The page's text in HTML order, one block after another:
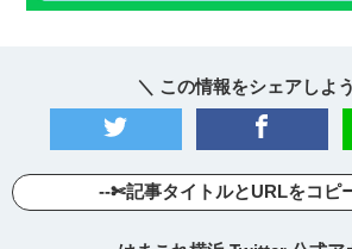
＼ この情報をシェアしよ
--✄記事タイトルとURLをコ